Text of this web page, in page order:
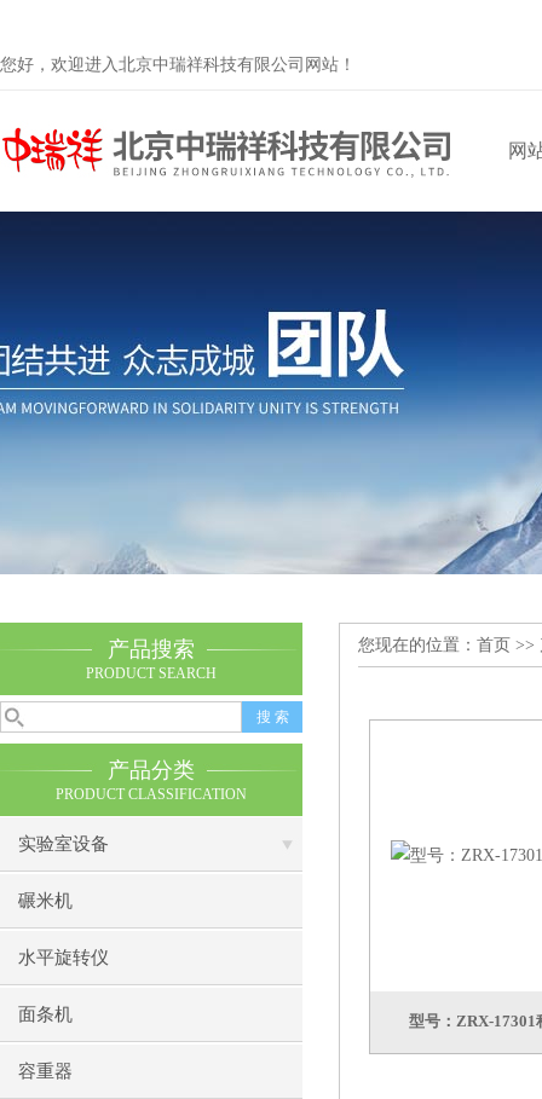
您好，欢迎进入北京中瑞祥科技有限公司网站！
网
产品搜索
PRODUCT SEARCH
产品分类
PRODUCT CLASSIFICATION
实验室设备
碾米机
水平旋转仪
面条机
容重器
您现在的位置： 首页 >>
型号：ZRX-17301